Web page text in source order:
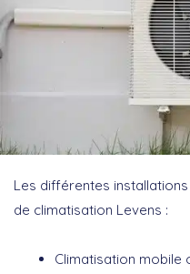
Les différentes
de climatisation Levens :
Climatisation mobile